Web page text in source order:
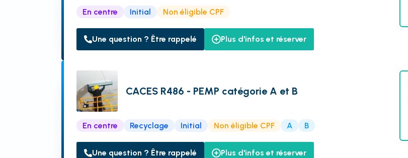
En centre Initial Non éligible CPF
Une question ? Être rappelé Plus d'infos et réserver
CACES R486 - PEMP catégorie A et B
En centre Recyclage Initial Non éligible CPF A B
Une question ? Être rappelé Plus d'infos et réserver